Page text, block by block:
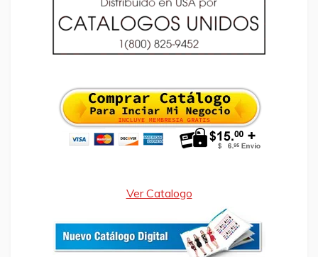
Ver Catalogo